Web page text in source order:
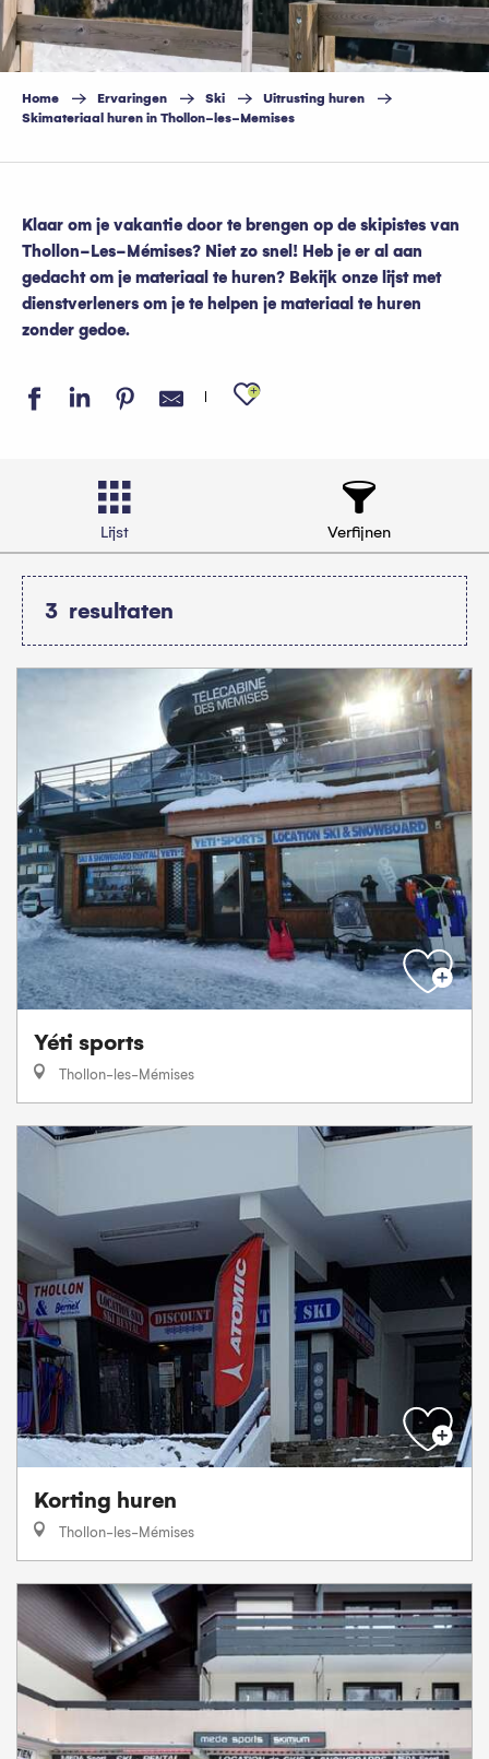
Home Ervaringen Ski
Uitrusting huren
Skimateriaal huren in Thollon-les-Memises
Klaar om je vakantie door te brengen op de skipistes van
Thollon-Les-Mémises? Niet zo snel! Heb je er al aan
gedacht om je materiaal te huren? Bekijk onze lijst met
dienstverleners om je te helpen je materiaal te huren
zonder gedoe.
Ajouter aux
Lijst Verfijnen
3 resultaten
Yéti sports
Thollon-les-Mémises
Korting huren
Thollon-les-Mémises